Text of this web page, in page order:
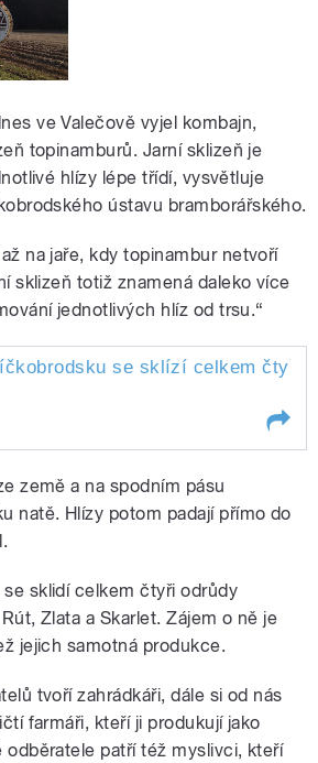
ve Valečově vyjel kombajn,
topinamburů. Jarní sklizeň je
hlízy lépe třídí, vysvětluje
ústavu bramborářského.
na jaře, kdy topinambur netvoří
sklizeň totiž znamená daleko více
jednotlivých hlíz od trsu.“
se sklízí celkem čtyři
odrůdy topinamburu,
je ale třikrát vyšší než
země a na spodním pásu
natě. Hlízy potom padají přímo do
sklidí celkem čtyři odrůdy
Zlata a Skarlet. Zájem o ně je
jejich samotná produkce.
tvoří zahrádkáři, dále si od nás
farmáři, kteří ji produkují jako
odběratele patří též myslivci, kteří